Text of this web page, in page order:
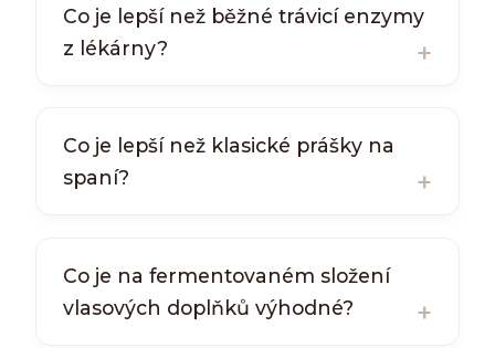
Co je lepší než běžné trávicí enzymy
z lékárny?
Co je lepší než klasické prášky na
spaní?
Co je na fermentovaném složení
vlasových doplňků výhodné?